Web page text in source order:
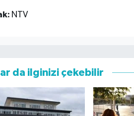
NTV
da ilginizi çekebilir